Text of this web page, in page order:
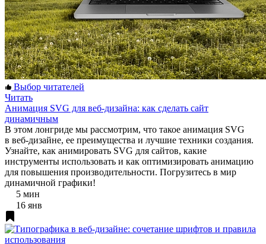
Выбор читателей
Читать
Анимация SVG для веб-дизайна: как сделать сайт
динамичным
В этом лонгриде мы рассмотрим, что такое анимация SVG
в веб-дизайне, ее преимущества и лучшие техники создания.
Узнайте, как анимировать SVG для сайтов, какие
инструменты использовать и как оптимизировать анимацию
для повышения производительности. Погрузитесь в мир
динамичной графики!
5 мин
16 янв